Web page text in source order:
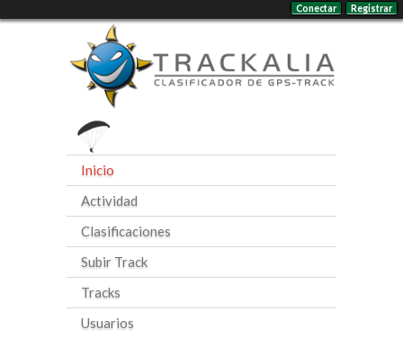
Conectar Registrar
Inicio
Actividad
Clasificaciones
Subir Track
Tracks
Usuarios